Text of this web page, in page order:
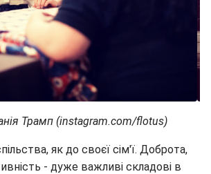
Трамп (instagram.com/flotus)
як до своєї сім'ї. Доброта,
- дуже важливі складові в